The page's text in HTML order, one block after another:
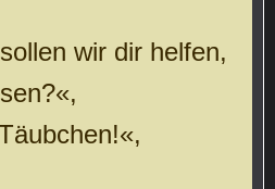
wir dir helfen,